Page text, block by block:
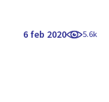
6 feb 2020 5.6k